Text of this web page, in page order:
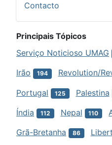
Contacto
Principais Tópicos
Serviço Noticioso UMAG
Irão 194 Revolution/
Portugal 125 Palestina
Índia 112 Nepal 110
Grã-Bretanha 86